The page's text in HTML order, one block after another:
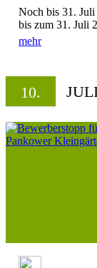
Noch bis 31.
bis zum 31. Juli
mehr
10.